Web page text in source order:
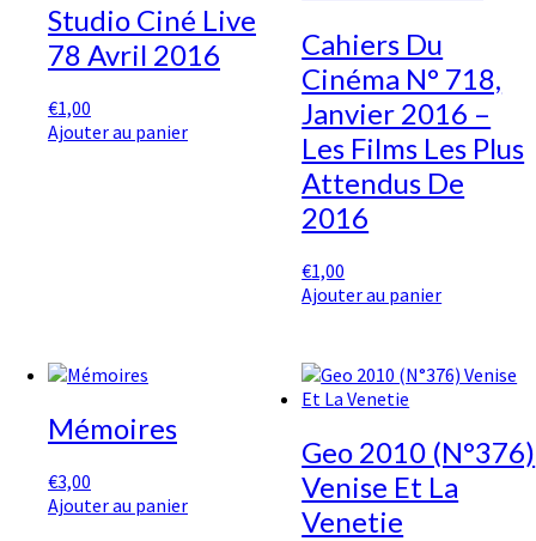
Studio Ciné Live
78 Avril 2016
€1,00
Ajouter au panier
Cahiers Du
Cinéma N° 718,
Janvier 2016 –
Les Films Les Plus
Attendus De
2016
€1,00
Ajouter au panier
Mémoires
€3,00
Ajouter au panier
Geo 2010 (N°376)
Venise Et La
Venetie